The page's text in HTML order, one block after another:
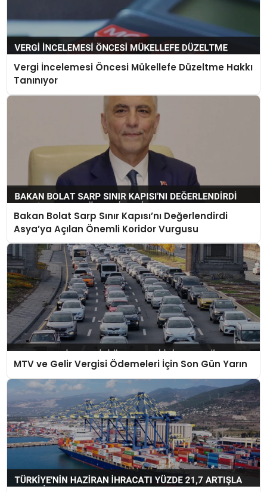
Vergi İncelemesi Öncesi Mükellefe Düzeltme Hakkı
Tanınıyor
Bakan Bolat Sarp Sınır Kapısı’nı Değerlendirdi
Asya’ya Açılan Önemli Koridor Vurgusu
MTV ve Gelir Vergisi Ödemeleri İçin Son Gün Yarın